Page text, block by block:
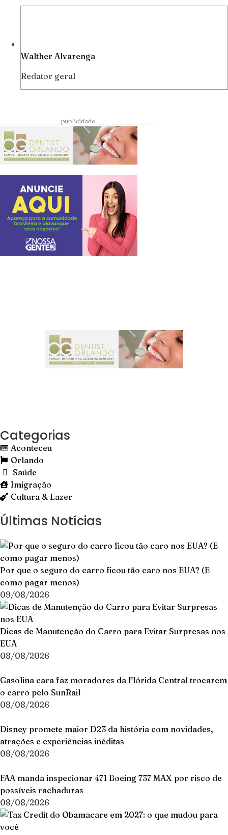
Walther Alvarenga
Redator geral
____________________publicidade___________________
Categorias
Aconteceu
Orlando
Saúde
Imigração
Cultura & Lazer
Últimas Notícias
Por que o seguro do carro ficou tão caro nos EUA? (E
como pagar menos)
09/08/2026
Dicas de Manutenção do Carro para Evitar Surpresas nos
EUA
08/08/2026
Gasolina cara faz moradores da Flórida Central trocarem
o carro pelo SunRail
08/08/2026
Disney promete maior D23 da história com novidades,
atrações e experiências inéditas
08/08/2026
FAA manda inspecionar 471 Boeing 737 MAX por risco de
possíveis rachaduras
08/08/2026